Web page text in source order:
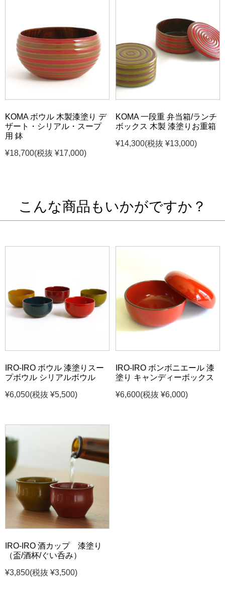
KOMA ボウル 木製漆塗り デ
ザート・シリアル・スープ
用 鉢
¥18,700(税抜 ¥17,000)
KOMA 一段重 弁当箱/ランチ
ボックス 木製 漆塗りお重箱
¥14,300(税抜 ¥13,000)
こんな商品もいかがですか？
IRO-IRO ボウル 漆塗りスー
プボウル シリアルボウル
¥6,050(税抜 ¥5,500)
IRO-IRO ボンボニエール 漆
塗り キャンディーボックス
¥6,600(税抜 ¥6,000)
IRO-IRO 酒カップ 漆塗り
（盃/酒杯/ぐい呑み）
¥3,850(税抜 ¥3,500)